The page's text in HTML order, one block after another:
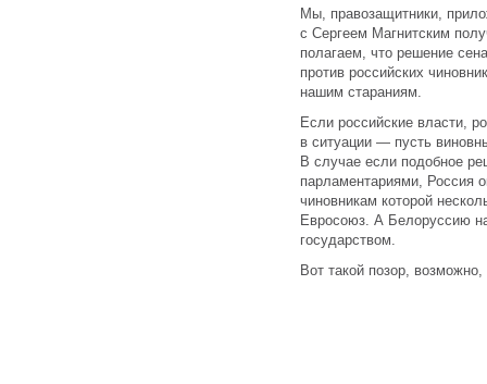
Мы, правозащитники,
с Сергеем Магнитским
полагаем, что решение
против российских
нашим стараниям.
Если российские власти,
в ситуации — пусть
В случае если подобное
парламентариями, Россия
чиновникам которой
Евросоюз. А Белоруссию
государством.
Вот такой позор,